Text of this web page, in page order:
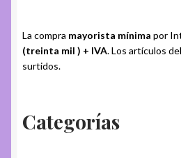
La compra mayorista mínima por
(treinta mil ) + IVA. Los artículos
surtidos.
Categorías